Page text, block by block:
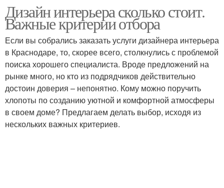
Дизайн интерьера сколько стоит.
Важные критерии отбора
Если вы собрались заказать услуги дизайнера интерьера
в Краснодаре, то, скорее всего, столкнулись с проблемой
поиска хорошего специалиста. Вроде предложений на
рынке много, но кто из подрядчиков действительно
достоин доверия – непонятно. Кому можно поручить
хлопоты по созданию уютной и комфортной атмосферы
в своем доме? Предлагаем делать выбор, исходя из
нескольких важных критериев.